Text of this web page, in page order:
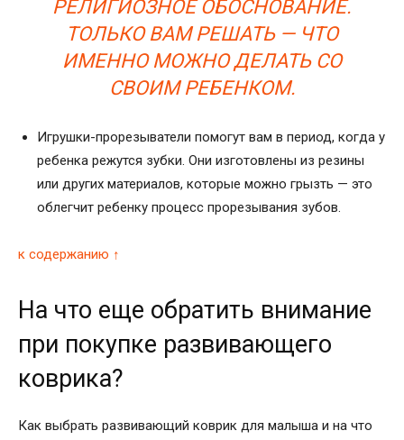
РЕЛИГИОЗНОЕ ОБОСНОВАНИЕ.
ТОЛЬКО ВАМ РЕШАТЬ — ЧТО
ИМЕННО МОЖНО ДЕЛАТЬ СО
СВОИМ РЕБЕНКОМ.
Игрушки-прорезыватели помогут вам в период, когда у
ребенка режутся зубки. Они изготовлены из резины
или других материалов, которые можно грызть — это
облегчит ребенку процесс прорезывания зубов.
к содержанию ↑
На что еще обратить внимание
при покупке развивающего
коврика?
Как выбрать развивающий коврик для малыша и на что